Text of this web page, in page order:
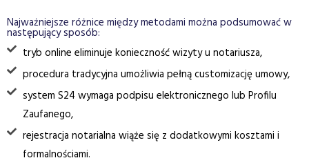
Najważniejsze różnice między metodami można podsumować w
następujący sposób:
tryb online eliminuje konieczność wizyty u notariusza,
procedura tradycyjna umożliwia pełną customizację umowy,
system S24 wymaga podpisu elektronicznego lub Profilu
Zaufanego,
rejestracja notarialna wiąże się z dodatkowymi kosztami i
formalnościami.